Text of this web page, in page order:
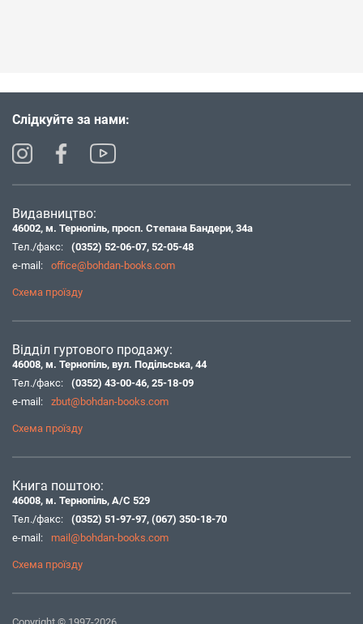
Слідкуйте за нами:
Видавництво:
46002, м. Тернопіль, просп. Степана Бандери, 34а
Тел./факс:
(0352) 52-06-07, 52-05-48
e-mail:
office@bohdan-books.com
Схема проїзду
Відділ гуртового продажу:
46008, м. Тернопіль, вул. Подільська, 44
Тел./факс:
(0352) 43-00-46, 25-18-09
e-mail:
zbut@bohdan-books.com
Схема проїзду
Книга поштою:
46008, м. Тернопіль, А/С 529
Тел./факс:
(0352) 51-97-97, (067) 350-18-70
e-mail:
mail@bohdan-books.com
Схема проїзду